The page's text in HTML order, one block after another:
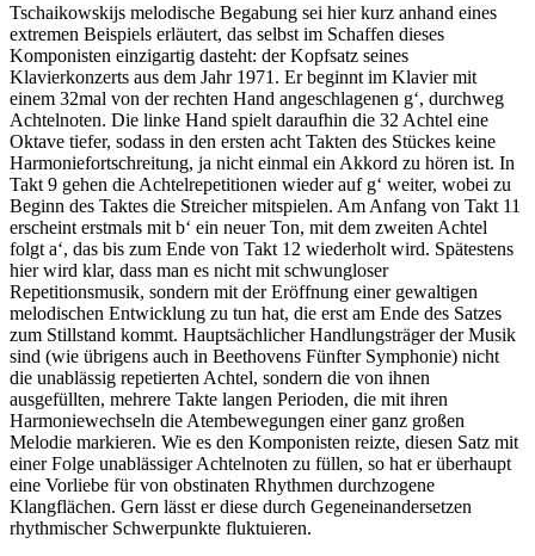
Tschaikowskijs melodische Begabung sei hier kurz anhand eines
extremen Beispiels erläutert, das selbst im Schaffen dieses
Komponisten einzigartig dasteht: der Kopfsatz seines
Klavierkonzerts aus dem Jahr 1971. Er beginnt im Klavier mit
einem 32mal von der rechten Hand angeschlagenen g‘, durchweg
Achtelnoten. Die linke Hand spielt daraufhin die 32 Achtel eine
Oktave tiefer, sodass in den ersten acht Takten des Stückes keine
Harmoniefortschreitung, ja nicht einmal ein Akkord zu hören ist. In
Takt 9 gehen die Achtelrepetitionen wieder auf g‘ weiter, wobei zu
Beginn des Taktes die Streicher mitspielen. Am Anfang von Takt 11
erscheint erstmals mit b‘ ein neuer Ton, mit dem zweiten Achtel
folgt a‘, das bis zum Ende von Takt 12 wiederholt wird. Spätestens
hier wird klar, dass man es nicht mit schwungloser
Repetitionsmusik, sondern mit der Eröffnung einer gewaltigen
melodischen Entwicklung zu tun hat, die erst am Ende des Satzes
zum Stillstand kommt. Hauptsächlicher Handlungsträger der Musik
sind (wie übrigens auch in Beethovens Fünfter Symphonie) nicht
die unablässig repetierten Achtel, sondern die von ihnen
ausgefüllten, mehrere Takte langen Perioden, die mit ihren
Harmoniewechseln die Atembewegungen einer ganz großen
Melodie markieren. Wie es den Komponisten reizte, diesen Satz mit
einer Folge unablässiger Achtelnoten zu füllen, so hat er überhaupt
eine Vorliebe für von obstinaten Rhythmen durchzogene
Klangflächen. Gern lässt er diese durch Gegeneinandersetzen
rhythmischer Schwerpunkte fluktuieren.